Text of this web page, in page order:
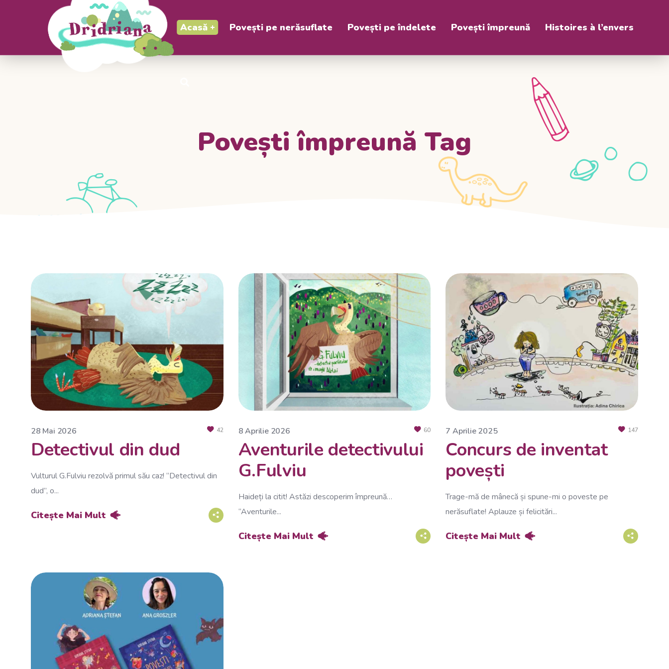
Acasă Povești pe nerăsuflate Povești pe îndelete Povești împreună Histoires à l’envers
Povești împreună Tag
28 Mai 2026 42
Detectivul din dud
Vulturul G.Fulviu rezolvă primul său caz! “Detectivul din
dud”, o...
Citește Mai Mult
8 Aprilie 2026 60
Aventurile detectivului
G.Fulviu
Haideți la citit! Astăzi descoperim împreună…
“Aventurile...
Citește Mai Mult
7 Aprilie 2025 147
Concurs de inventat
povești
Trage-mă de mânecă și spune-mi o poveste pe
nerăsuflate! Aplauze și felicitări...
Citește Mai Mult